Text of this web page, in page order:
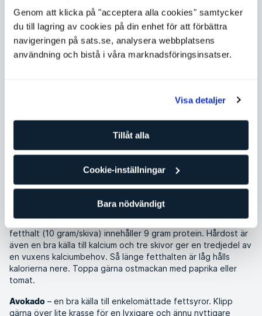
Genom att klicka på "acceptera alla cookies" samtycker
du till lagring av cookies på din enhet för att förbättra
navigeringen på sats.se, analysera webbplatsens
användning och bistå i våra marknadsföringsinsatser.
Visa detaljer
Tillåt alla
Cookie-inställningar
Bara nödvändigt
Har du dåligt samvete för att du älskar mackor? Ha inte
det! Med rätt bröd och pålägg blir mackan rena
hälsomaten. Här kommer tips på 9 nyttiga pålägg att
variera mellan.
Låt oss börja med brödet. Är det helt vitt eller mörkt och
kladdigt? Ät det helst inte dagligen. På helgen kan det vara
okej men till vardags bör du satsa på grovt, osötat bröd och
gärna med hela frön. Nu till de nyttiga påläggen.
Ost– innehåller mer protein än många tror. Tre ostskivor, 17 %
fetthalt (10 gram/skiva) innehåller 9 gram protein. Hårdost är
även en bra källa till kalcium och tre skivor ger en tredjedel av
en vuxens kalciumbehov. Så länge fetthalten är låg hålls
kalorierna nere. Toppa gärna ostmackan med paprika eller
tomat.
Avokado – en bra källa till enkelomättade fettsyror. Klipp
gärna över lite krasse för en lyxigare och ännu nyttigare